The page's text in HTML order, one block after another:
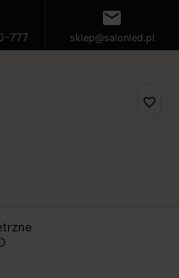
777
mail
sklep@salonled.pl
favorite_border